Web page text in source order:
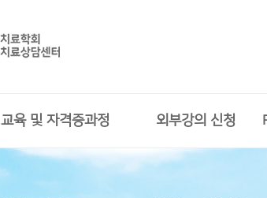
교육 및 자격증과정 외부강의 신청